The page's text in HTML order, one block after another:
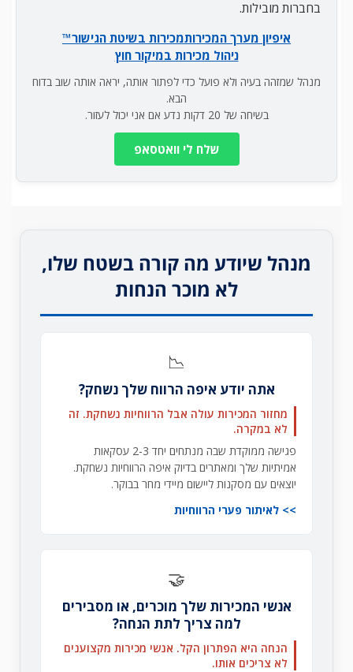
בחברות מובילות.
איפיון מערך המכירותמכירות בשיטת הגישור™
ניהול מכירות במיקור חוץ
מנהל שמזהה בעיה ולא פועל כדי לפתור אותה, יראה אותה שוב בדוח
הבא.
בשיחה של 20 דקות נדע אם אני יכול לעזור.
שלח לי וואטסאפ
מנהל שיודע מה קורה בשטח שלו,
לא מוכר הנחות
📉
אתה יודע איפה הרווח שלך נשחק?
מחזור המכירות עולה אבל הרווחיות נשחקת. זה
לא במקרה.
פגישה ממוקדת שבה מנתחים יחד 2-3 עסקאות
אמיתיות שלך ומאתרים בדיוק איפה הרווחיות נשחקת.
יוצאים עם מסקנות ליישום מיידי מחר בבוקר.
לאיתור פערי הרווחיות
🤝
אנשי המכירות שלך מוכרים, או מסבירים
למה צריך לתת הנחה?
הנחה היא הפתרון הקל. אנשי מכירות מקצוענים
לא צריכים אותו.